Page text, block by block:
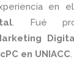
en
. Fué
en UNIACC.